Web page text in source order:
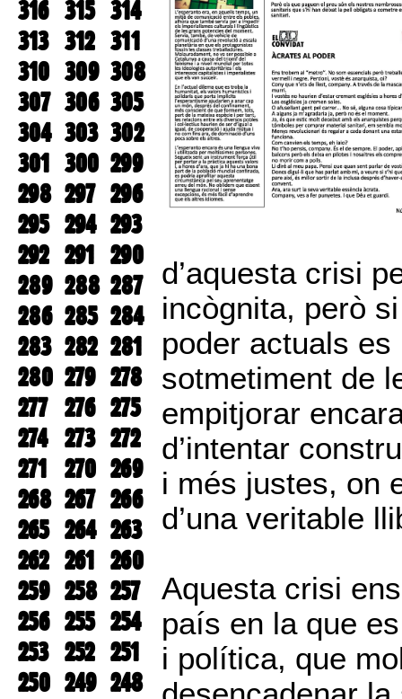
316 315 314
313 312 311
310 309 308
307 306 305
304 303 302
301 300 299
298 297 296
295 294 293
292 291 290
289 288 287
286 285 284
283 282 281
280 279 278
277 276 275
274 273 272
271 270 269
268 267 266
265 264 263
262 261 260
259 258 257
256 255 254
253 252 251
250 249 248
d’aquesta crisi
incògnita, però
poder actuals es
sotmetiment de
empitjorar
d’intentar
i més justes, on
d’una veritable
Aquesta crisi
país en la que
i política, que